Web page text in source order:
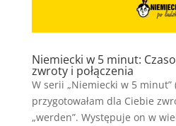
Niemiecki w 5 minut:
zwroty i połączenia
W serii „Niemiecki w 5
przygotowałam dla Ciebie
„werden”. Występuje on w